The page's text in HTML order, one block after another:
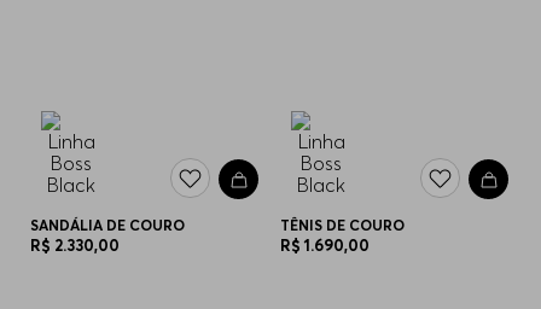
SANDÁLIA DE COURO
R$ 2.330,00
TÊNIS DE COURO
R$ 1.690,00